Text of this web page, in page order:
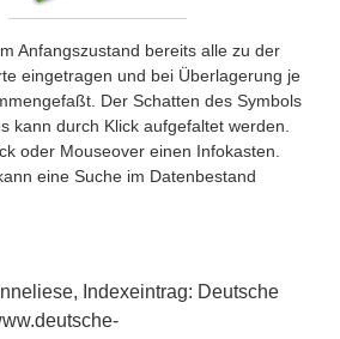
Anfangszustand bereits alle zu der
eingetragen und bei Überlagerung je
Der Schatten des Symbols
kann durch Klick aufgefaltet werden.
oder Mouseover einen Infokasten.
eine Suche im Datenbestand
Indexeintrag: Deutsche